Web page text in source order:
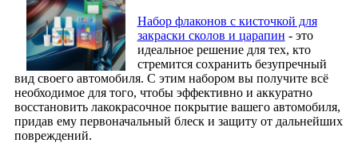
Набор флаконов с кисточкой для
закраски сколов и царапин - это
идеальное решение для тех, кто
стремится сохранить безупречный
вид своего автомобиля. С этим набором вы получите всё
необходимое для того, чтобы эффективно и аккуратно
восстановить лакокрасочное покрытие вашего автомобиля,
придав ему первоначальный блеск и защиту от дальнейших
повреждений.